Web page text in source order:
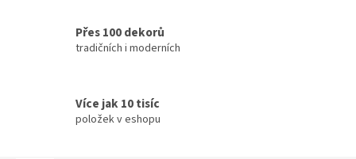
Přes 100 dekorů
tradičních i moderních
Více jak 10 tisíc
položek v eshopu